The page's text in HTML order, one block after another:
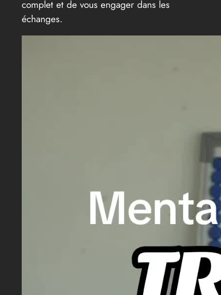
complet et de vous engager dans les
échanges.